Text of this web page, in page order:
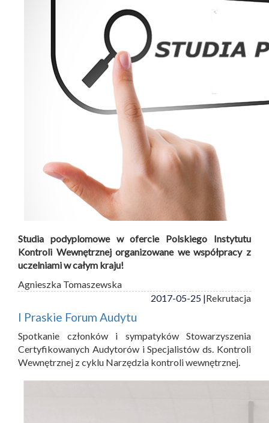
Studia podyplomowe w ofercie Polskiego Instytutu
Kontroli Wewnętrznej organizowane we współpracy z
uczelniami w całym kraju!
Agnieszka Tomaszewska
2017-05-25 |Rekrutacja
I Praskie Forum Audytu
Spotkanie członków i sympatyków Stowarzyszenia
Certyfikowanych Audytorów i Specjalistów ds. Kontroli
Wewnętrznej z cyklu Narzędzia kontroli wewnętrznej.